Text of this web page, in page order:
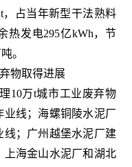
，占当年新型干法熟料
热发电295亿kWh，节
。
物取得进展
万t城市工业废弃物
业线；海螺铜陵水泥厂
线；广州越堡水泥厂建
上海金山水泥厂和湖北